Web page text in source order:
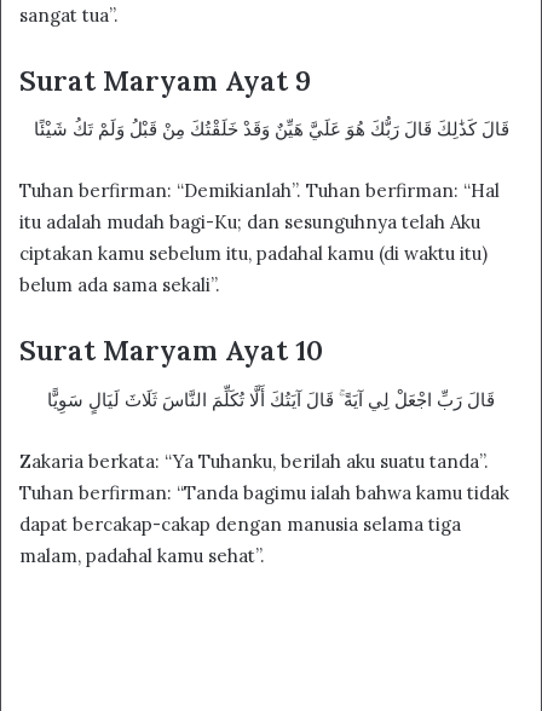
sangat tua”.
Surat Maryam Ayat 9
قَالَ كَذَٰلِكَ قَالَ رَبُّكَ هُوَ عَلَيَّ هَيِّنٌ وَقَدْ خَلَقْتُكَ مِنْ قَبْلُ وَلَمْ تَكُ شَيْئًا
Tuhan berfirman: “Demikianlah”. Tuhan berfirman: “Hal
itu adalah mudah bagi-Ku; dan sesunguhnya telah Aku
ciptakan kamu sebelum itu, padahal kamu (di waktu itu)
belum ada sama sekali”.
Surat Maryam Ayat 10
قَالَ رَبِّ اجْعَلْ لِي آيَةً ۚ قَالَ آيَتُكَ أَلَّا تُكَلِّمَ النَّاسَ ثَلَاثَ لَيَالٍ سَوِيًّا
Zakaria berkata: “Ya Tuhanku, berilah aku suatu tanda”.
Tuhan berfirman: “Tanda bagimu ialah bahwa kamu tidak
dapat bercakap-cakap dengan manusia selama tiga
malam, padahal kamu sehat”.